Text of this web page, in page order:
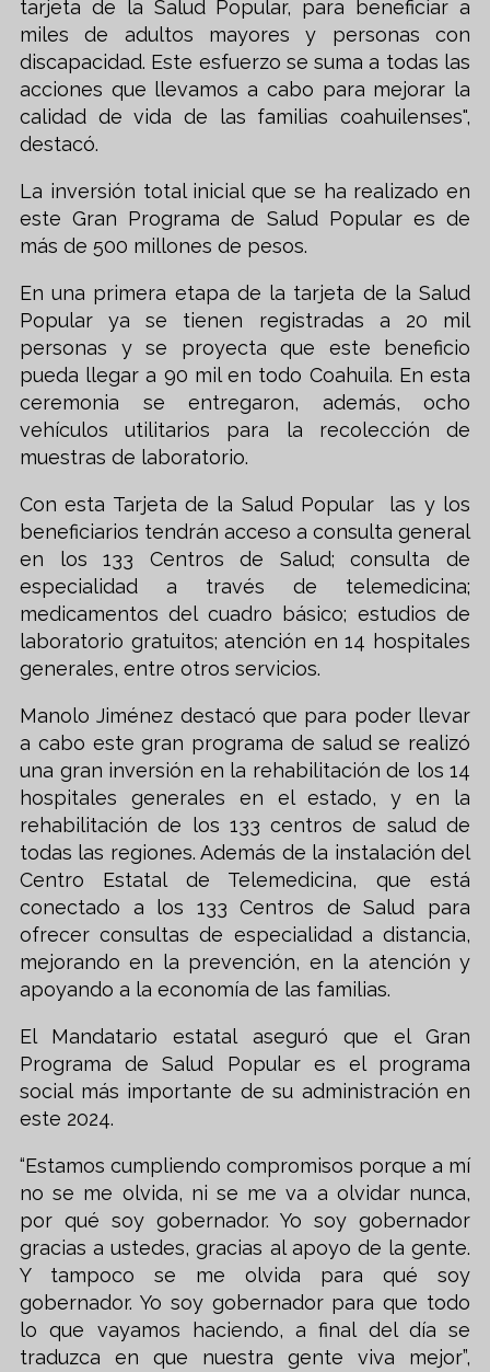
tarjeta de la Salud Popular, para beneficiar a
miles de adultos mayores y personas con
discapacidad. Este esfuerzo se suma a todas las
acciones que llevamos a cabo para mejorar la
calidad de vida de las familias coahuilenses",
destacó.
La inversión total inicial que se ha realizado en
este Gran Programa de Salud Popular es de
más de 500 millones de pesos.
En una primera etapa de la tarjeta de la Salud
Popular ya se tienen registradas a 20 mil
personas y se proyecta que este beneficio
pueda llegar a 90 mil en todo Coahuila. En esta
ceremonia se entregaron, además, ocho
vehículos utilitarios para la recolección de
muestras de laboratorio.
Con esta Tarjeta de la Salud Popular las y los
beneficiarios tendrán acceso a consulta general
en los 133 Centros de Salud; consulta de
especialidad a través de telemedicina;
medicamentos del cuadro básico; estudios de
laboratorio gratuitos; atención en 14 hospitales
generales, entre otros servicios.
Manolo Jiménez destacó que para poder llevar
a cabo este gran programa de salud se realizó
una gran inversión en la rehabilitación de los 14
hospitales generales en el estado, y en la
rehabilitación de los 133 centros de salud de
todas las regiones. Además de la instalación del
Centro Estatal de Telemedicina, que está
conectado a los 133 Centros de Salud para
ofrecer consultas de especialidad a distancia,
mejorando en la prevención, en la atención y
apoyando a la economía de las familias.
El Mandatario estatal aseguró que el Gran
Programa de Salud Popular es el programa
social más importante de su administración en
este 2024.
“Estamos cumpliendo compromisos porque a mí
no se me olvida, ni se me va a olvidar nunca,
por qué soy gobernador. Yo soy gobernador
gracias a ustedes, gracias al apoyo de la gente.
Y tampoco se me olvida para qué soy
gobernador. Yo soy gobernador para que todo
lo que vayamos haciendo, a final del día se
traduzca en que nuestra gente viva mejor”,